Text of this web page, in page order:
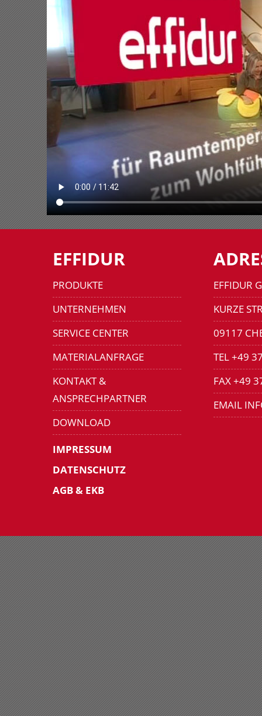
EFFIDUR
PRODUKTE
UNTERNEHMEN
SERVICE CENTER
MATERIALANFRAGE
KONTAKT &
ANSPRECHPARTNER
DOWNLOAD
IMPRESSUM
DATENSCHUTZ
AGB & EKB
EFFIDUR
KURZE
09117
TEL +49
FAX +49
EMAIL